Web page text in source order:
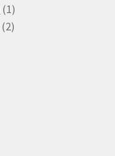
produktů
11
produkt
22